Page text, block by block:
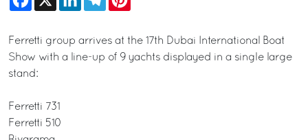
Ferretti group arrives at the 17th Dubai International Boat
Show with a line-up of 9 yachts displayed in a single large
stand:
Ferretti 731
Ferretti 510